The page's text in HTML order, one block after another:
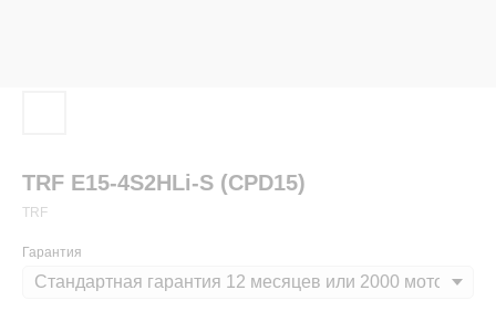
TRF E15-4S2HLi-S (CPD15)
TRF
Гарантия